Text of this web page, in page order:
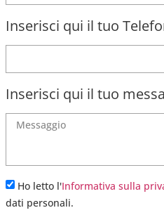
Inserisci qui il tuo
Inserisci qui il tuo
Ho letto l'Informativa sulla
dati personali.